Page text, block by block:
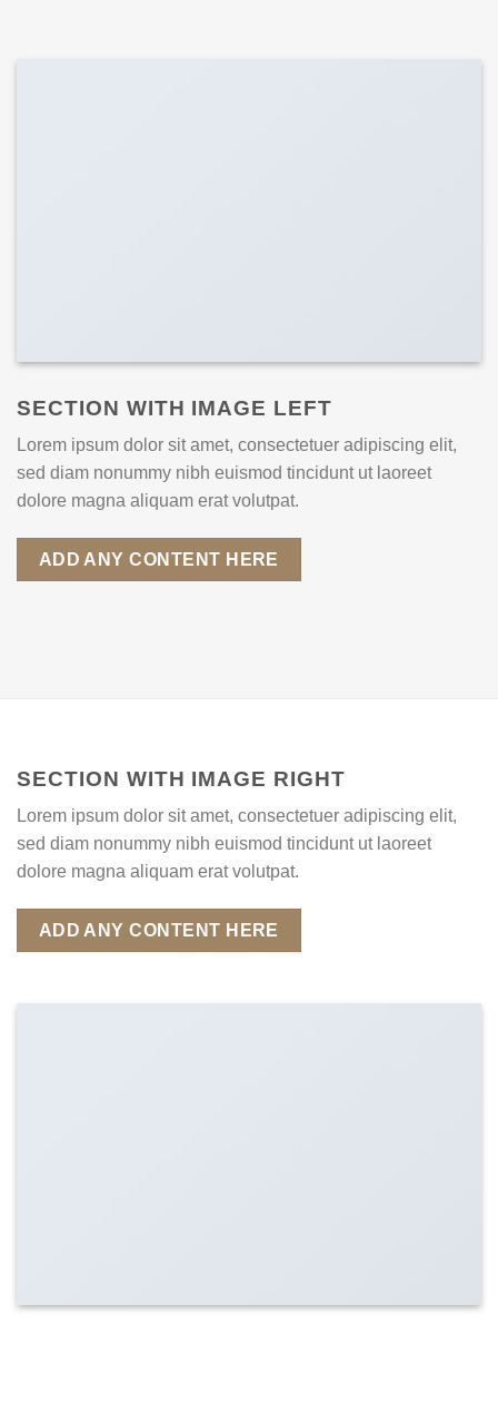
SECTION WITH IMAGE LEFT
Lorem ipsum dolor sit amet, consectetuer adipiscing elit,
sed diam nonummy nibh euismod tincidunt ut laoreet
dolore magna aliquam erat volutpat.
ADD ANY CONTENT HERE
SECTION WITH IMAGE RIGHT
Lorem ipsum dolor sit amet, consectetuer adipiscing elit,
sed diam nonummy nibh euismod tincidunt ut laoreet
dolore magna aliquam erat volutpat.
ADD ANY CONTENT HERE